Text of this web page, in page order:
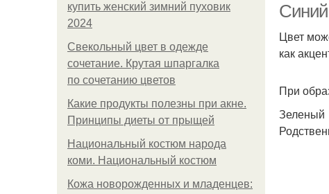
купить женский зимний пуховик
2024
Свекольный цвет в одежде
сочетание. Крутая шпаргалка
по сочетанию цветов
Какие продукты полезны при акне.
Принципы диеты от прыщей
Национальный костюм народа
коми. Национальный костюм
Кожа новорожденных и младенцев:
Синий
Цвет
как
При
Зеленый